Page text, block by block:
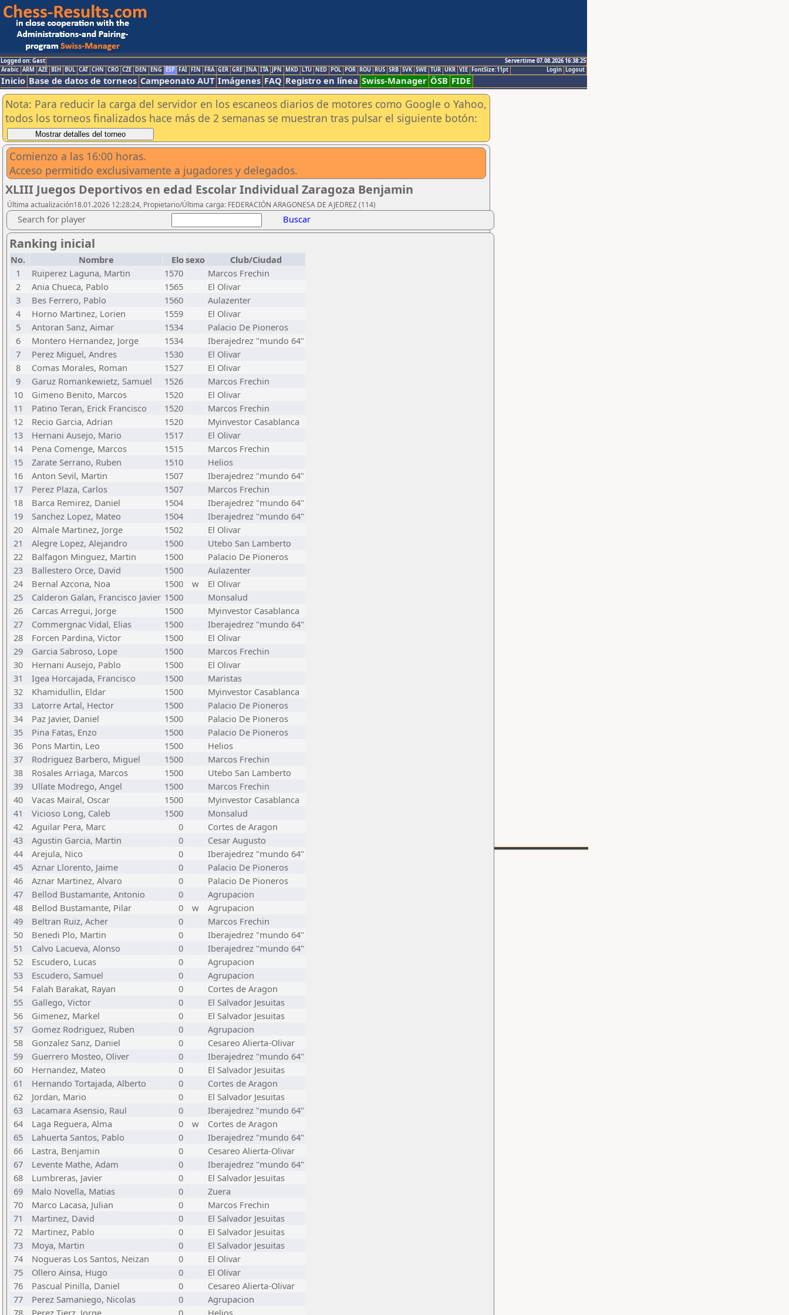
Logged on: Gast
Servertime 07.08.2026 16:38:25
Logout
Login
Arabic ARM AZE BIH BUL CAT CHN CRO CZE DEN ENG ESP FAI FIN FRA GER GRE INA ITA JPN MKD LTU NED POL POR ROU RUS SRB SVK SWE TUR UKR VIE FontSize:11pt
Inicio Base de datos de torneos Campeonato AUT Imágenes FAQ Registro en línea Swiss-Manager ÖSB FIDE
Nota: Para reducir la carga del servidor en los escaneos diarios de motores como Google o Yahoo,
todos los torneos finalizados hace más de 2 semanas se muestran tras pulsar el siguiente botón:
Comienzo a las 16:00 horas.
Acceso permitido exclusivamente a jugadores y delegados.
XLIII Juegos Deportivos en edad Escolar Individual Zaragoza Benjamin
Última actualización18.01.2026 12:28:24, Propietario/Última carga: FEDERACIÓN ARAGONESA DE AJEDREZ (114)
Search for player Buscar
Ranking inicial
No. Nombre Elosexo
Club/Ciudad
1
Ruiperez Laguna, Martin 1570
Marcos Frechin
2
Ania Chueca, Pablo 1565
El Olivar
3
Bes Ferrero, Pablo 1560
Aulazenter
4
Horno Martinez, Lorien 1559
El Olivar
5
Antoran Sanz, Aimar 1534
Palacio De Pioneros
6
Montero Hernandez, Jorge 1534
Iberajedrez "mundo 64"
7
Perez Miguel, Andres 1530
El Olivar
8
Comas Morales, Roman 1527
El Olivar
9
Garuz Romankewietz, Samuel 1526
Marcos Frechin
10
Gimeno Benito, Marcos 1520
El Olivar
11
Patino Teran, Erick Francisco 1520
Marcos Frechin
12
Recio Garcia, Adrian 1520
Myinvestor Casablanca
13
Hernani Ausejo, Mario 1517
El Olivar
14
Pena Comenge, Marcos 1515
Marcos Frechin
15
Zarate Serrano, Ruben 1510
Helios
16
Anton Sevil, Martin 1507
Iberajedrez "mundo 64"
17
Perez Plaza, Carlos 1507
Marcos Frechin
18
Barca Remirez, Daniel 1504
Iberajedrez "mundo 64"
19
Sanchez Lopez, Mateo 1504
Iberajedrez "mundo 64"
20
Almale Martinez, Jorge 1502
El Olivar
21
Alegre Lopez, Alejandro 1500
Utebo San Lamberto
22
Balfagon Minguez, Martin 1500
Palacio De Pioneros
23
Ballestero Orce, David 1500
Aulazenter
24
Bernal Azcona, Noa 1500 w
El Olivar
25
Calderon Galan, Francisco Javier 1500
Monsalud
26
Carcas Arregui, Jorge 1500
Myinvestor Casablanca
27
Commergnac Vidal, Elias 1500
Iberajedrez "mundo 64"
28
Forcen Pardina, Victor 1500
El Olivar
29
Garcia Sabroso, Lope 1500
Marcos Frechin
30
Hernani Ausejo, Pablo 1500
El Olivar
31
Igea Horcajada, Francisco 1500
Maristas
32
Khamidullin, Eldar 1500
Myinvestor Casablanca
33
Latorre Artal, Hector 1500
Palacio De Pioneros
34
Paz Javier, Daniel 1500
Palacio De Pioneros
35
Pina Fatas, Enzo 1500
Palacio De Pioneros
36
Pons Martin, Leo 1500
Helios
37
Rodriguez Barbero, Miguel 1500
Marcos Frechin
38
Rosales Arriaga, Marcos 1500
Utebo San Lamberto
39
Ullate Modrego, Angel 1500
Marcos Frechin
40
Vacas Mairal, Oscar 1500
Myinvestor Casablanca
41
Vicioso Long, Caleb 1500
Monsalud
42
Aguilar Pera, Marc 0
Cortes de Aragon
43
Agustin Garcia, Martin 0
Cesar Augusto
44
Arejula, Nico 0
Iberajedrez "mundo 64"
45
Aznar Llorento, Jaime 0
Palacio De Pioneros
46
Aznar Martinez, Alvaro 0
Palacio De Pioneros
47
Bellod Bustamante, Antonio 0
Agrupacion
48
Bellod Bustamante, Pilar 0 w
Agrupacion
49
Beltran Ruiz, Acher 0
Marcos Frechin
50
Benedi Plo, Martin 0
Iberajedrez "mundo 64"
51
Calvo Lacueva, Alonso 0
Iberajedrez "mundo 64"
52
Escudero, Lucas 0
Agrupacion
53
Escudero, Samuel 0
Agrupacion
54
Falah Barakat, Rayan 0
Cortes de Aragon
55
Gallego, Victor 0
El Salvador Jesuitas
56
Gimenez, Markel 0
El Salvador Jesuitas
57
Gomez Rodriguez, Ruben 0
Agrupacion
58
Gonzalez Sanz, Daniel 0
Cesareo Alierta-Olivar
59
Guerrero Mosteo, Oliver 0
Iberajedrez "mundo 64"
60
Hernandez, Mateo 0
El Salvador Jesuitas
61
Hernando Tortajada, Alberto 0
Cortes de Aragon
62
Jordan, Mario 0
El Salvador Jesuitas
63
Lacamara Asensio, Raul 0
Iberajedrez "mundo 64"
64
Laga Reguera, Alma 0 w
Cortes de Aragon
65
Lahuerta Santos, Pablo 0
Iberajedrez "mundo 64"
66
Lastra, Benjamin 0
Cesareo Alierta-Olivar
67
Levente Mathe, Adam 0
Iberajedrez "mundo 64"
68
Lumbreras, Javier 0
El Salvador Jesuitas
69
Malo Novella, Matias 0
Zuera
70
Marco Lacasa, Julian 0
Marcos Frechin
71
Martinez, David 0
El Salvador Jesuitas
72
Martinez, Pablo 0
El Salvador Jesuitas
73
Moya, Martin 0
El Salvador Jesuitas
74
Nogueras Los Santos, Neizan 0
El Olivar
75
Ollero Ainsa, Hugo 0
El Olivar
76
Pascual Pinilla, Daniel 0
Cesareo Alierta-Olivar
77
Perez Samaniego, Nicolas 0
Agrupacion
78
Perez Tierz, Jorge 0 Helios